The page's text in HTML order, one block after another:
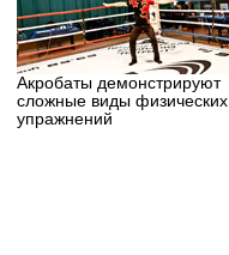
Акробаты демонстрируют
сложные виды физических
упражнений